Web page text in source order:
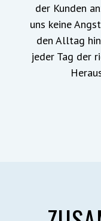
der Kunden
uns keine
den Alltag
jeder Tag der